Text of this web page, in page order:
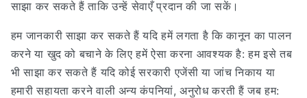
साझा कर सकते हैं ताकि उन्हें सेवाएँ प्रदान की जा सकें।
हम जानकारी साझा कर सकते हैं यदि हमें लगता है कि कानून का पालन
करने या खुद को बचाने के लिए हमें ऐसा करना आवश्यक है: हम इसे तब
भी साझा कर सकते हैं यदि कोई सरकारी एजेंसी या जांच निकाय या
हमारी सहायता करने वाली अन्य कंपनियां, अनुरोध करती हैं जब हम: